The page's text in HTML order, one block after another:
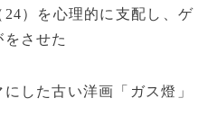
）を心理的に支配し、ゲ
させた
した古い洋画「ガス燈」